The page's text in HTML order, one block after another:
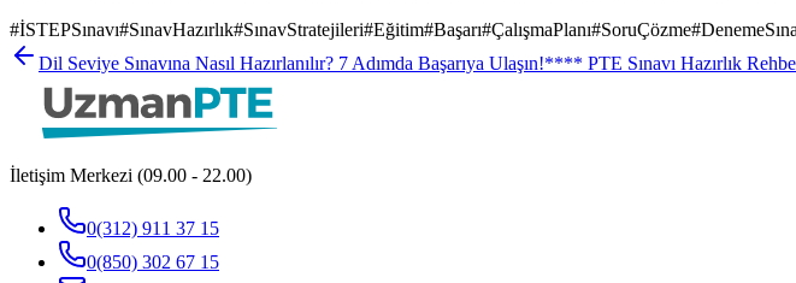
#İSTEPSınavı#SınavHazırlık#SınavStratejileri#Eğitim#Başarı#ÇalışmaPlanı#SoruÇözme#
Dil Seviye Sınavına Nasıl Hazırlanılır? 7 Adımda Başarıya Ulaşın!**** PTE Sınavı Hazırlık
İletişim Merkezi (09.00 - 22.00)
0(312) 911 37 15
0(850) 302 67 15